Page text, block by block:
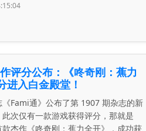
评分公布：《咚奇刚：蕉力
进入白金殿堂！
《Fami通》公布了第 1907 期杂志的新
次仅有一款游戏获得评分，那就是
杰作《咚奇刚：蕉力全开》，成功获